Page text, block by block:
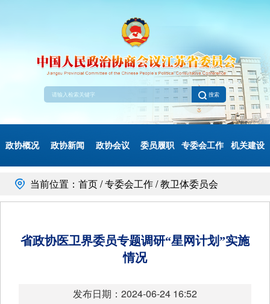
搜索
政协概况 政协新闻 政协会议 委员履职 专委会工作 机关建设
当前位置：首页 / 专委会工作 / 教卫体委员会
省政协医卫界委员专题调研“星网计划”实施
情况
发布日期：2024-06-24 16:52